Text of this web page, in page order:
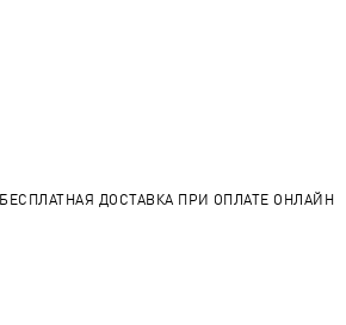
БЕСПЛАТНАЯ ДОСТАВКА ПРИ ОПЛАТЕ ОНЛАЙН